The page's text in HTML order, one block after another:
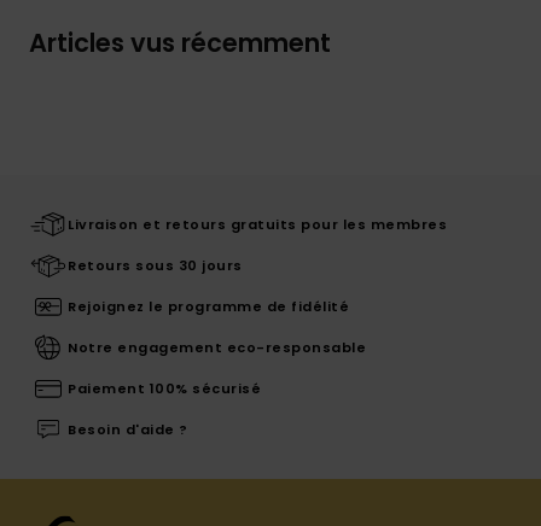
Articles vus récemment
Livraison et retours gratuits pour les membres
Retours sous 30 jours
Rejoignez le programme de fidélité
Notre engagement eco-responsable
Paiement 100% sécurisé
Besoin d'aide ?